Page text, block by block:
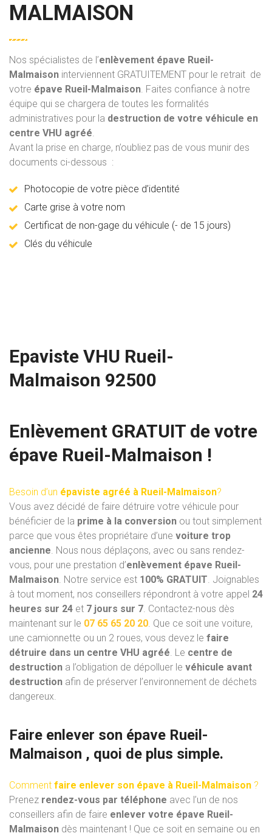
MALMAISON
Nos spécialistes de l’enlèvement épave Rueil-
Malmaison interviennent GRATUITEMENT pour le retrait de
votre épave Rueil-Malmaison. Faites confiance à notre
équipe qui se chargera de toutes les formalités
administratives pour la destruction de votre véhicule en
centre VHU agréé.
Avant la prise en charge, n’oubliez pas de vous munir des
documents ci-dessous :
Photocopie de votre pièce d’identité
Carte grise à votre nom
Certificat de non-gage du véhicule (- de 15 jours)
Clés du véhicule
Epaviste VHU Rueil-
Malmaison 92500
Enlèvement GRATUIT de votre
épave Rueil-Malmaison !
Besoin d’un épaviste agréé à Rueil-Malmaison?
Vous avez décidé de faire détruire votre véhicule pour
bénéficier de la prime à la conversion ou tout simplement
parce que vous êtes propriétaire d’une voiture trop
ancienne. Nous nous déplaçons, avec ou sans rendez-
vous, pour une prestation d’enlèvement épave Rueil-
Malmaison. Notre service est 100% GRATUIT. Joignables
à tout moment, nos conseillers répondront à votre appel 24
heures sur 24 et 7 jours sur 7. Contactez-nous dès
maintenant sur le 07 65 65 20 20. Que ce soit une voiture,
une camionnette ou un 2 roues, vous devez le faire
détruire dans un centre VHU agréé. Le centre de
destruction a l’obligation de dépolluer le véhicule avant
destruction afin de préserver l’environnement de déchets
dangereux.
Faire enlever son épave Rueil-
Malmaison , quoi de plus simple.
Comment faire enlever son épave à Rueil-Malmaison ?
Prenez rendez-vous par téléphone avec l’un de nos
conseillers afin de faire enlever votre épave Rueil-
Malmaison dès maintenant ! Que ce soit en semaine ou en